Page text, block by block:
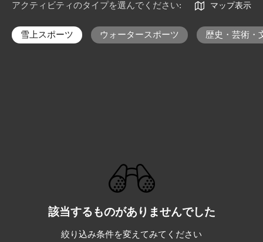
アクティビティのタイプを選んでください: マップ表示
雪上スポーツ ウォータースポーツ 歴史・芸術・
該当するものがありませんでした
絞り込み条件を変えてみてください